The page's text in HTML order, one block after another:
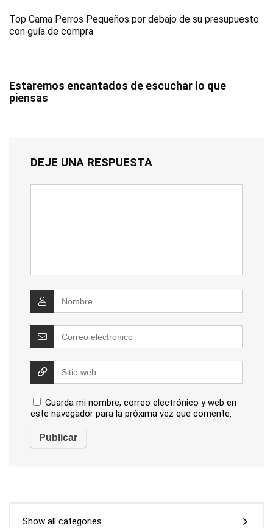
Top Cama Perros Pequeños por debajo de su presupuesto
con guía de compra
Estaremos encantados de escuchar lo que
piensas
DEJE UNA RESPUESTA
Guarda mi nombre, correo electrónico y web en
este navegador para la próxima vez que comente.
Show all categories